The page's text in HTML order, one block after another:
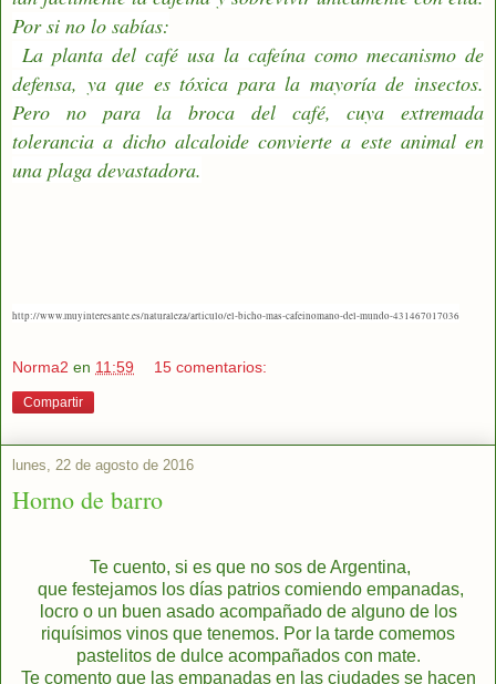
Por si no lo sabías:
La planta del café usa la cafeína como mecanismo de
defensa, ya que es tóxica para la mayoría de insectos.
Pero no para la broca del café, cuya extremada
tolerancia a dicho alcaloide convierte a este animal en
una plaga devastadora.
http://www.muyinteresante.es/naturaleza/articulo/el-bicho-mas-cafeinomano-del-mundo-431467017036
Norma2 en 11:59 15 comentarios:
Compartir
lunes, 22 de agosto de 2016
Horno de barro
Te cuento, si es que no sos de Argentina,
que festejamos los días patrios comiendo empanadas,
locro o un buen asado acompañado de alguno de los
riquísimos vinos que tenemos. Por la tarde comemos
pastelitos de dulce acompañados con mate.
Te comento que las empanadas en las ciudades se hacen